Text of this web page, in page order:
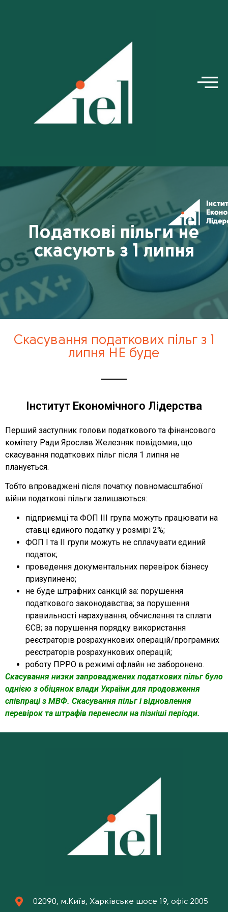
Податкові пільги не
скасують з 1 липня
Скасування податкових пільг з 1
липня НЕ буде
Інститут Економічного Лідерства
Перший заступник голови податкового та фінансового
комітету Ради Ярослав Железняк повідомив, що
скасування податкових пільг після 1 липня не
планується.
Тобто впроваджені після початку повномасштабної
війни податкові пільги залишаються:
підприємці та ФОП ІІІ група можуть працювати на
ставці єдиного податку у розмірі 2%;
ФОП І та ІІ групи можуть не сплачувати єдиний
податок;
проведення документальних перевірок бізнесу
призупинено;
не буде штрафних санкцій за: порушення
податкового законодавства; за порушення
правильності нарахування, обчислення та сплати
ЄСВ; за порушення порядку використання
реєстраторів розрахункових операцій/програмних
реєстраторів розрахункових операцій;
роботу ПРРО в режимі офлайн не заборонено.
Скасування низки запроваджених податкових пільг було
однією з обіцянок влади України для продовження
співпраці з МВФ. Скасування пільг і відновлення
перевірок та штрафів перенесли на пізніші періоди.
02090, м.Київ, Харківське шосе 19, офіс 2005